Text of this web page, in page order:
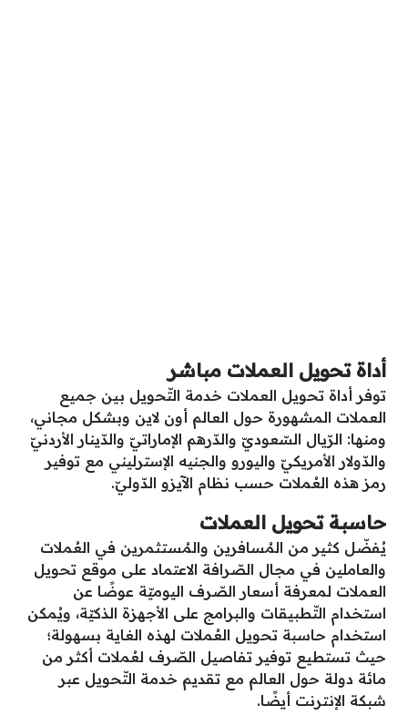
أداة تحويل العملات مباشر
توفر أداة تحويل العملات خدمة التّحويل بين جميع
العملات المشهورة حول العالم أون لاين وبشكل مجاني،
ومنها: الرّيال السّعوديّ والدّرهم الإماراتيّ والدّينار الأردنيّ
والدّولار الأمريكيّ واليورو والجنيه الإسترليني مع توفير
رمز هذه العُملات حسب نظام الآيزو الدّوليّ.
حاسبة تحويل العملات
يُفضّل كثير من المُسافرين والمُستثمرين في العُملات
والعاملين في مجال الصّرافة الاعتماد على موقع تحويل
العملات لمعرفة أسعار الصّرف اليوميّة عوضًا عن
استخدام التّطبيقات والبرامج على الأجهزة الذكيّة، ويُمكن
استخدام حاسبة تحويل العُملات لهذه الغاية بسهولة؛
حيث تستطيع توفير تفاصيل الصّرف لعُملات أكثر من
مائة دولة حول العالم مع تقديم خدمة التّحويل عبر
شبكة الإنترنت أيضًا.